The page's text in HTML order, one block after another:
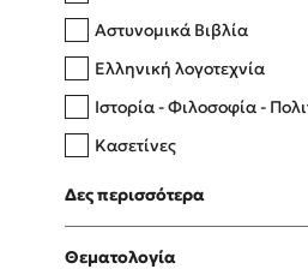
Δανάη Δεληγεώργη
Πάνω, κάτω,
Αστυνομικά Βιβλία
Ελληνική λογοτεχνία
Ιστορία - Φιλοσοφία -
Κασετίνες
Λευκώματα - Έγχρωμοι
Μαγειρική
Δες περισσότερα
Θεματολογία